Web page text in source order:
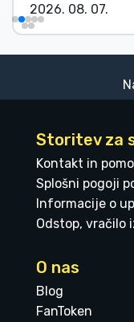
2026. 08. 07.
Storitev za
Kontakt in
Splošni pogoji
Informacije o
Odstop, vračilo
O nas
Blog
FanToken